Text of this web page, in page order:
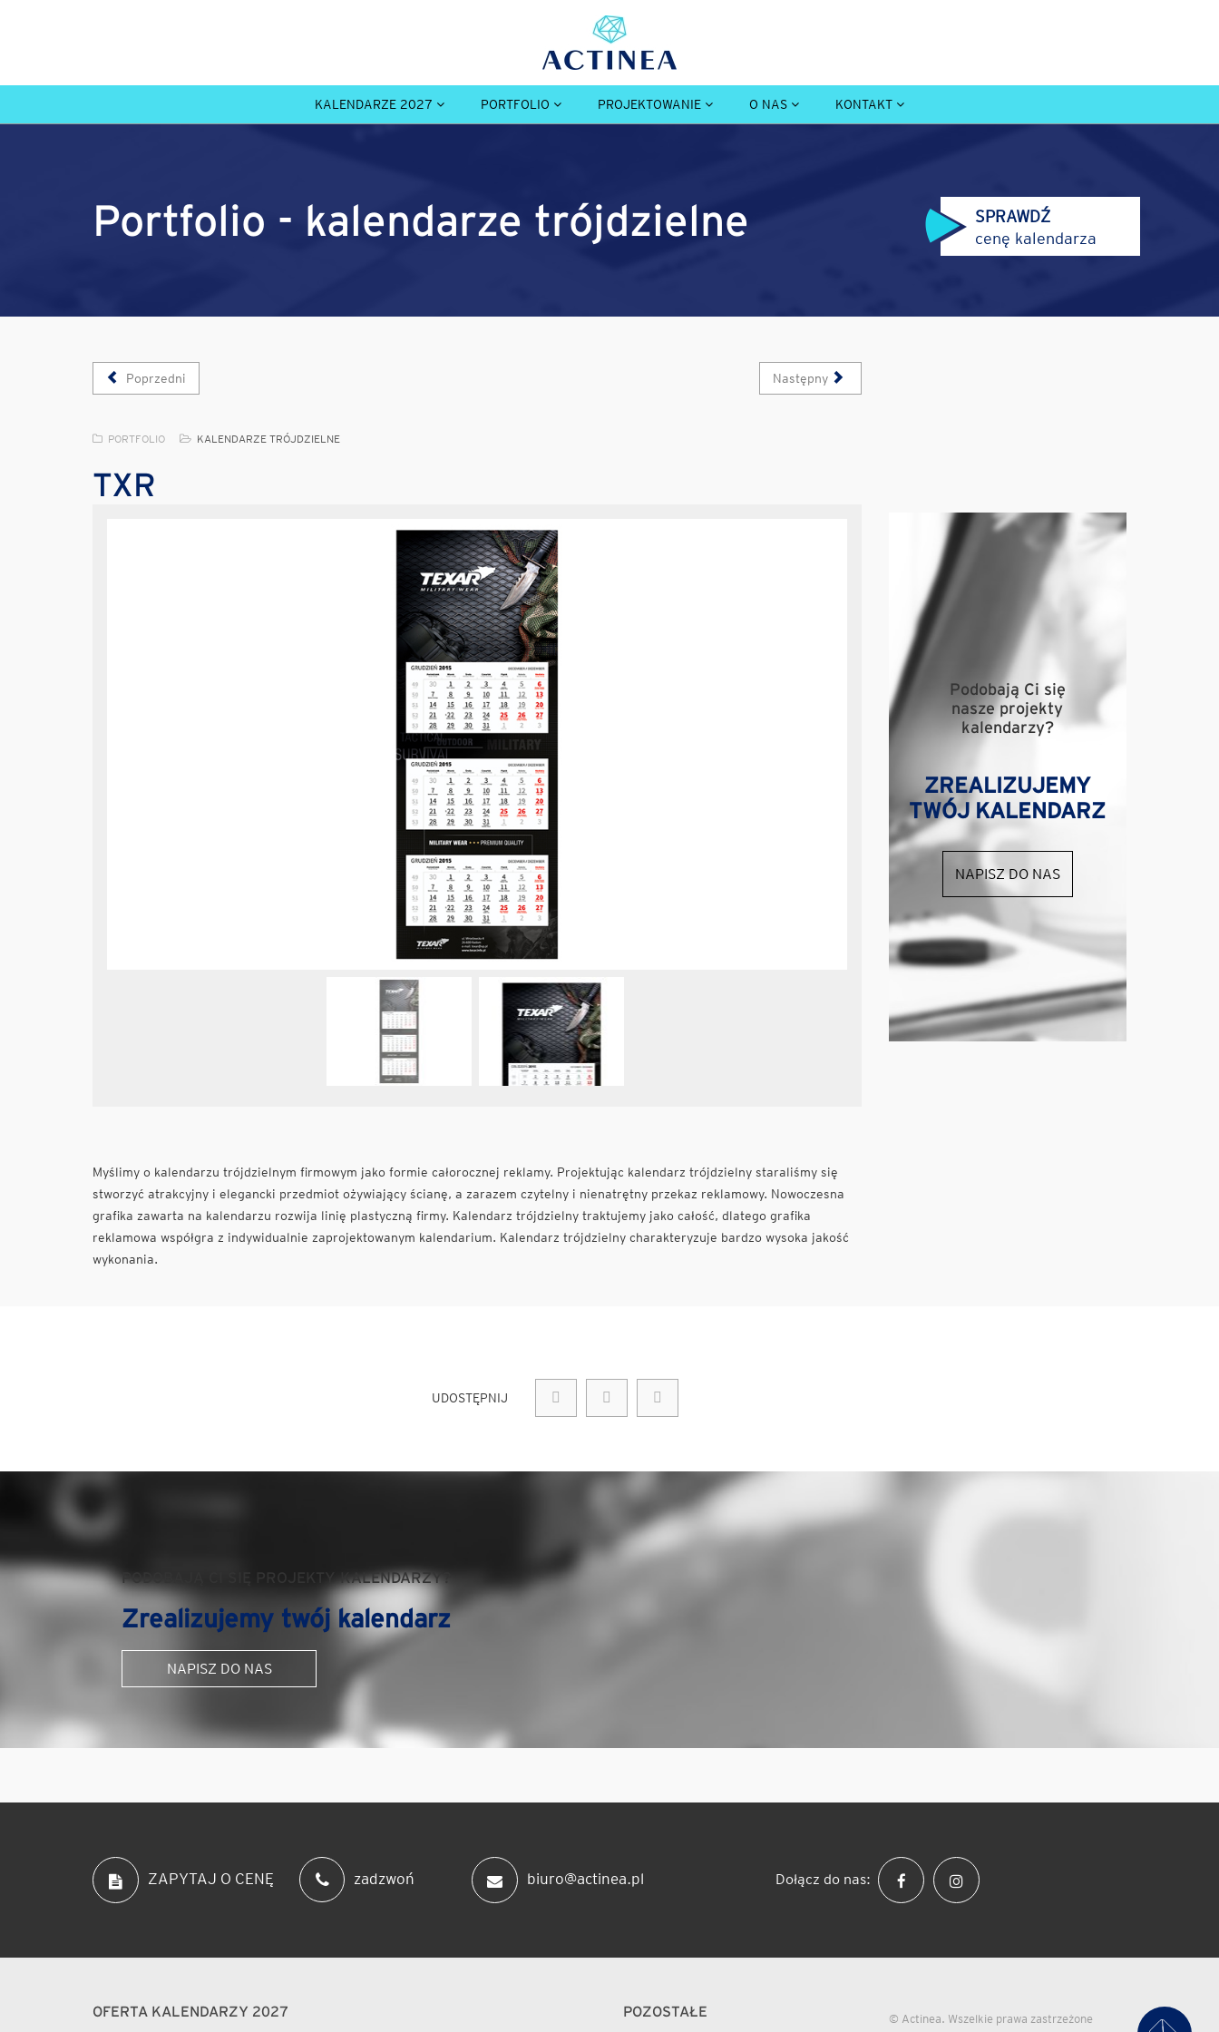
KALENDARZE 2027 PORTFOLIO PROJEKTOWANIE O NAS KONTAKT
Portfolio - kalendarze trójdzielne
SPRAWDŹ
cenę kalendarza
Poprzedni Następny
PORTFOLIO KALENDARZE TRÓJDZIELNE
TXR
Myślimy o kalendarzu trójdzielnym firmowym jako formie całorocznej reklamy. Projektując kalendarz trójdzielny staraliśmy się
stworzyć atrakcyjny i elegancki przedmiot ożywiający ścianę, a zarazem czytelny i nienatrętny przekaz reklamowy. Nowoczesna
grafika zawarta na kalendarzu rozwija linię plastyczną firmy. Kalendarz trójdzielny traktujemy jako całość, dlatego grafika
reklamowa współgra z indywidualnie zaprojektowanym kalendarium. Kalendarz trójdzielny charakteryzuje bardzo wysoka jakość
wykonania.
Podobają Ci się
nasze projekty
kalendarzy?
ZREALIZUJEMY
TWÓJ KALENDARZ
NAPISZ DO NAS
UDOSTĘPNIJ
PODOBAJĄ CI SIĘ PROJEKTY KALENDARZY?
Zrealizujemy twój kalendarz
NAPISZ DO NAS
ZAPYTAJ O CENĘ zadzwoń biuro@actinea.pl Dołącz do nas:
OFERTA KALENDARZY 2027 POZOSTAŁE © Actinea. Wszelkie prawa zastrzeżone